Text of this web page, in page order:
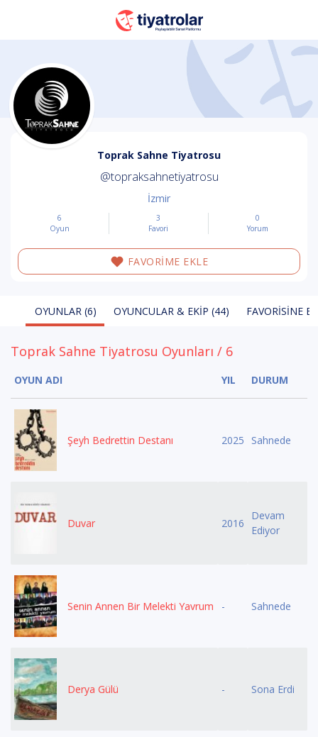
Toprak Sahne Tiyatrosu
@topraksahnetiyatrosu
İzmir
6
Oyun
3
Favori
0
Yorum
FAVORİME EKLE
OYUNLAR (6) OYUNCULAR & EKIP (44) FAVORISINE
Toprak Sahne Tiyatrosu Oyunları / 6
OYUN ADI YIL DURUM
Şeyh Bedrettin Destanı 2025 Sahnede
Duvar 2016
Devam
Ediyor
Senin Annen Bir Melekti Yavrum - Sahnede
Derya Gülü - Sona Erdi